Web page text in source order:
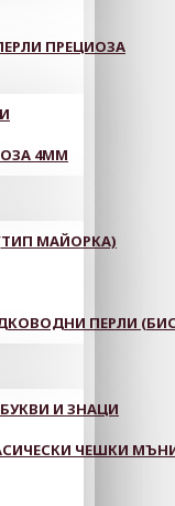
ПРЕЦИОЗА
4ММ
МАЙОРКА)
ПЕРЛИ
И ЗНАЦИ
ЧЕШКИ